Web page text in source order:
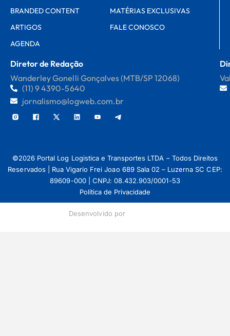
BRANDED CONTENT
ARTIGOS
AGENDA
MATÉRIAS EXCLUSIVAS
FALE CONOSCO
Diretor de Redação
Wanderley Gonelli Gonçalves (MTB/SP 12068)
(11) 9 4390-5640
jornalismo@logweb.com.br
©2026 Portal Log Logistica e Transportes LTDA – Todos Direitos
Reservados | Rua Vigario Frei Joao 689 Sala 02 – Luzerna SC CEP:
89609-000 | CNPJ: 08.432.903/0001-53
Política de Privacidade
Desenvolvido por